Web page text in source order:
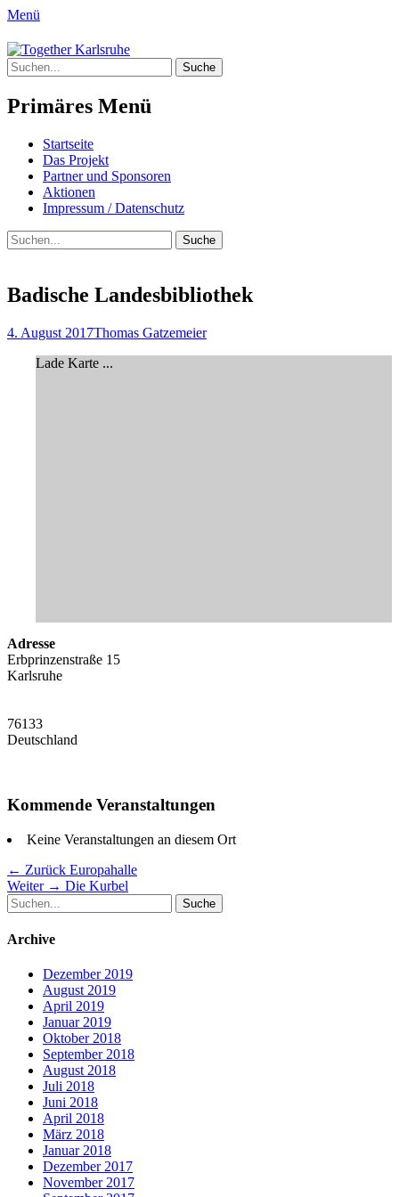
Menü
Together Karlsruhe
Integration von jungen Menschen mit
Fluchterfahrung und
Migrationshintergrund
Suche
nach:
Primäres Menü
Springe
zum
Inhalt
Startseite
Das Projekt
Partner und Sponsoren
Aktionen
Impressum / Datenschutz
Suchen
Suche
nach:
Badische Landesbibliothek
Posted
4. August 2017Author
Thomas Gatzemeier
Lade Karte ...
Adresse
Erbprinzenstraße 15
Karlsruhe
76133
Deutschland
Kommende Veranstaltungen
Keine Veranstaltungen an diesem Ort
Beitragsnavigation
← Zurück Vorheriger
Beitrag:
Europahalle
Weiter → Nächster
Die Kurbel
Suche
nach:
Archive
Dezember 2019
August 2019
April 2019
Januar 2019
Oktober 2018
September 2018
August 2018
Juli 2018
Juni 2018
April 2018
März 2018
Januar 2018
Dezember 2017
November 2017